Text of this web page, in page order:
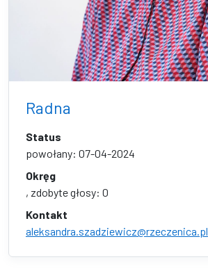
Radna
Status
powołany: 07-04-2024
Okręg
, zdobyte głosy: 0
Kontakt
aleksandra.szadziewicz@rzeczenica.pl